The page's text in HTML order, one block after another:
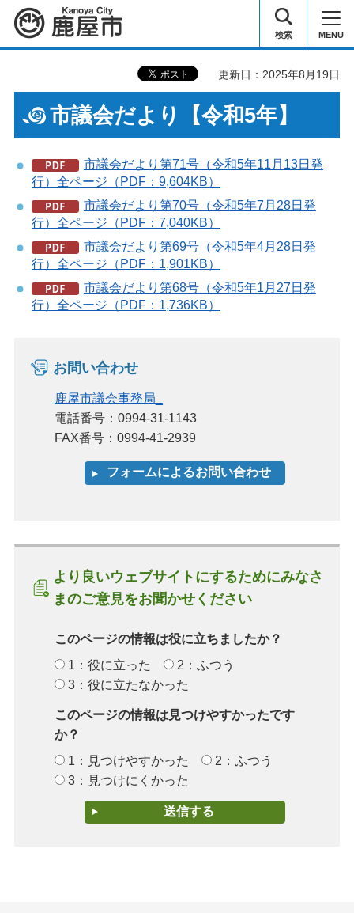
鹿屋市 検索 MENU
更新日：2025年8月19日
市議会だより【令和5年】
市議会だより第71号（令和5年11月13日発
行）全ページ（PDF：9,604KB）
市議会だより第70号（令和5年7月28日発
行）全ページ（PDF：7,040KB）
市議会だより第69号（令和5年4月28日発
行）全ページ（PDF：1,901KB）
市議会だより第68号（令和5年1月27日発
行）全ページ（PDF：1,736KB）
お問い合わせ
鹿屋市議会事務局_
電話番号：0994-31-1143
FAX番号：0994-41-2939
より良いウェブサイトにするためにみなさ
まのご意見をお聞かせください
このページの情報は役に立ちましたか？
1：役に立った
2：ふつう
3：役に立たなかった
このページの情報は見つけやすかったです
か？
1：見つけやすかった
2：ふつう
3：見つけにくかった